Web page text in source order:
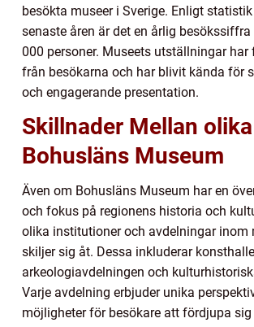
besökta museer i Sverige. Enligt
senaste åren är det en årlig besökssiffra
000 personer. Museets utställningar
från besökarna och har blivit kända för
och engagerande presentation.
Skillnader Mellan olika
Bohusläns Museum
Även om Bohusläns Museum har en
och fokus på regionens historia och
olika institutioner och avdelningar inom
skiljer sig åt. Dessa inkluderar
arkeologiavdelningen och
Varje avdelning erbjuder unika
möjligheter för besökare att fördjupa